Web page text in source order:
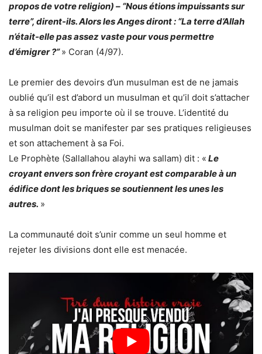
propos de votre religion) – “Nous étions impuissants sur
terre”, dirent-ils. Alors les Anges diront : “La terre d’Allah
n’était-elle pas assez vaste pour vous permettre
d’émigrer ?” » Coran (4/97).
Le premier des devoirs d’un musulman est de ne jamais
oublié qu’il est d’abord un musulman et qu’il doit s’attacher
à sa religion peu importe où il se trouve. L’identité du
musulman doit se manifester par ses pratiques religieuses
et son attachement à sa Foi.
Le Prophète (Sallallahou alayhi wa sallam) dit : « Le
croyant envers son frère croyant est comparable à un
édifice dont les briques se soutiennent les unes les
autres. »
La communauté doit s’unir comme un seul homme et
rejeter les divisions dont elle est menacée.